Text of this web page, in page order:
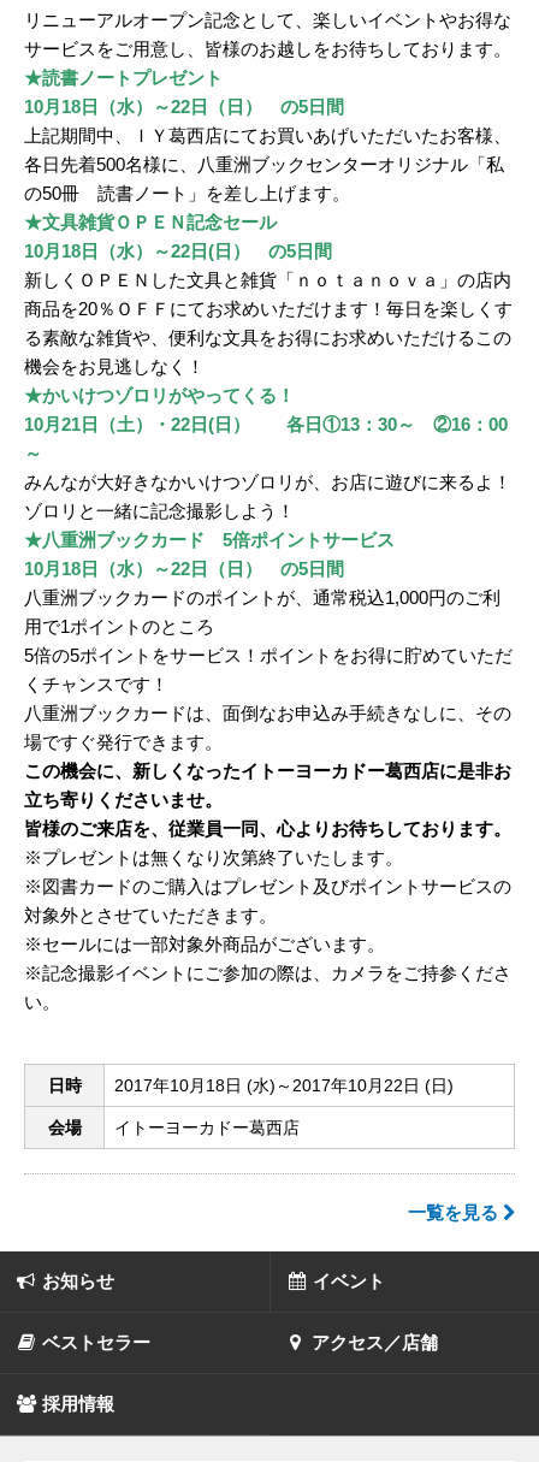
リニューアルオープン記念として、楽しいイベントやお得な
サービスをご用意し、皆様のお越しをお待ちしております。
★読書ノートプレゼント
10月18 日（水）～22 日（日） の5 日間
上記期間中、ＩＹ葛西店にてお買いあげいただいたお客様、
各日先着500名様に、八重洲ブックセンターオリジナル「私
の50冊 読書ノート」を差し上げます。
★文具雑貨ＯＰＥＮ記念セール
10月18 日（水）～22日(日） の5 日間
新しくＯＰＥＮした文具と雑貨「ｎｏｔａｎｏｖａ」の店内
商品を20％ＯＦＦにてお求めいただけます！毎日を楽しくす
る素敵な雑貨や、便利な文具をお得にお求めいただけるこの
機会をお見逃しなく！
★かいけつゾロリがやってくる！
10月21 日（土）・22日(日） 各日①13：30～ ②16：00
～
みんなが大好きなかいけつゾロリが、お店に遊びに来るよ！
ゾロリと一緒に記念撮影しよう！
★八重洲ブックカード 5倍ポイントサービス
10月18日（水）～22日（日） の5日間
八重洲ブックカードのポイントが、通常税込1,000円のご利
用で1ポイントのところ
5倍の5ポイントをサービス！ポイントをお得に貯めていただ
くチャンスです！
八重洲ブックカードは、面倒なお申込み手続きなしに、その
場ですぐ発行できます。
この機会に、新しくなったイトーヨーカドー葛西店に是非お
立ち寄りくださいませ。
皆様のご来店を、従業員一同、心よりお待ちしております。
※プレゼントは無くなり次第終了いたします。
※図書カードのご購入はプレゼント及びポイントサービスの
対象外とさせていただきます。
※セールには一部対象外商品がございます。
※記念撮影イベントにご参加の際は、カメラをご持参くださ
い。
日時 2017年10月18日 (水)～2017年10月22日 (日)
会場 イトーヨーカドー葛西店
一覧を見る
お知らせ イベント
ベストセラー アクセス／店舗
採用情報